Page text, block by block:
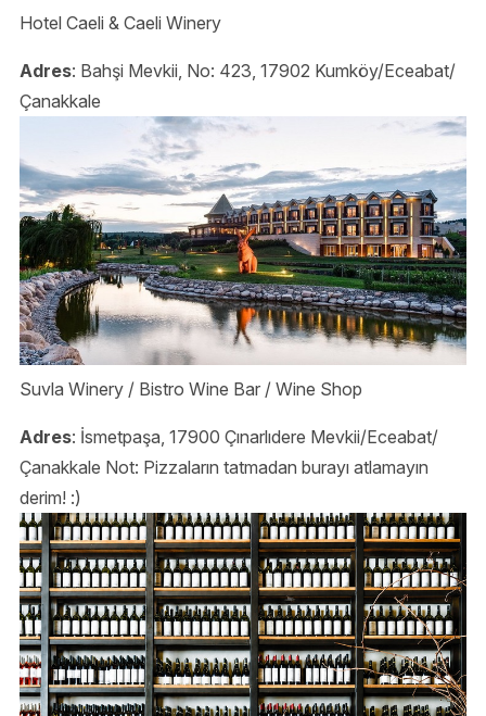
Hotel Caeli & Caeli Winery
Adres: Bahşi Mevkii, No: 423, 17902 Kumköy/Eceabat/
Çanakkale
Suvla Winery / Bistro Wine Bar / Wine Shop
Adres: İsmetpaşa, 17900 Çınarlıdere Mevkii/Eceabat/
Çanakkale Not: Pizzaların tatmadan burayı atlamayın
derim! :)